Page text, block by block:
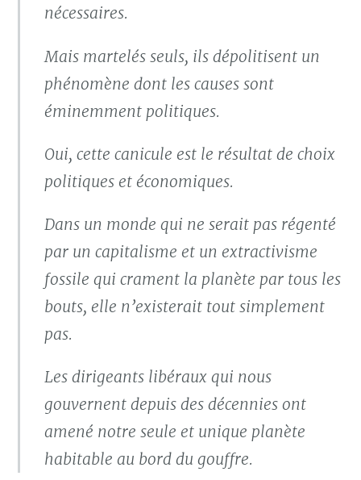
nécessaires.
Mais martelés seuls, ils dépolitisent un
phénomène dont les causes sont
éminemment politiques.
Oui, cette canicule est le résultat de choix
politiques et économiques.
Dans un monde qui ne serait pas régenté
par un capitalisme et un extractivisme
fossile qui crament la planète par tous les
bouts, elle n’existerait tout simplement
pas.
Les dirigeants libéraux qui nous
gouvernent depuis des décennies ont
amené notre seule et unique planète
habitable au bord du gouffre.